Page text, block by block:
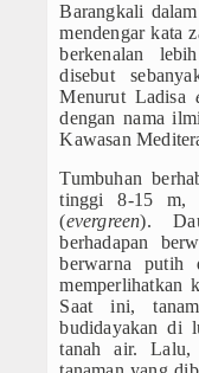
PPDB SMPIT
PPDB SDIT
Foto & Video
Album Foto
Koleksi Video
Download
Hubungi Kami
Barangkali
mendengar kata
berkenalan
disebut
Menurut Ladisa
dengan nama
Kawasan
Tumbuhan
tinggi 8-15 m,
(evergreen).
berhadapan
berwarna putih
memperlihatkan
Saat ini,
budidayakan di
tanah air. Lalu,